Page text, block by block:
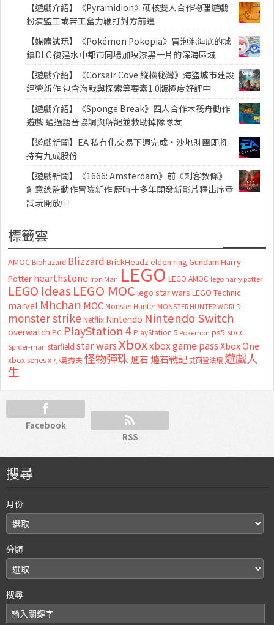
【遊戲介紹】《Pyramidion》硬核雙人合作物理遊戲
扮演監工或苦工奮力鞭打對方前進
【媒體試玩】《Pokémon Pokopia》冒泡泡海底的城
鎮DLC 復建水中都市同場加映漆黑一片的深海區域
【遊戲介紹】《Corsair Cove 縱橫秘灣》海盜城市建設
經營新作 包含海戰與探索等要素1.0版極度好評中
【遊戲介紹】《Sponge Break》四人合作木筏舟動作
遊戲 通過語音協調與解謎並救助掉隊隊友
【遊戲新聞】EA 私有化交易下週完成・沙地財團即將
持有九成股份
【遊戲新聞】《1666: Amsterdam》前《刺客教條》
創意總監動作冒險新作 歷時十多年開發新影片釋出序章
試玩開放中
標籤雲
AMOC Biohazard Blizzard BrickHeadz elden ring Gundam Harry
Potter hearthstone Iron Man LEGO LEGO AMOC lego harry potter
LEGO Ideas LEGO MOC lego star wars LEGO Technic
marvel Mhchan MOC Monster Hunter MONSTER HUNTER WORLD
monster strike Netflix Nintendo Nintendo Switch
overwatch PC PlayStation 4 PlayStation 5 Pokemon ps5 SDCC
Spider-man starfield star wars Xboxxbox game passXbox One
xbox series x 小島秀夫怪物彈珠 爐石 爐石戰記艾爾登法環 遊戲人
生
Facebook
RSS
搜尋
月份
分類
搜尋